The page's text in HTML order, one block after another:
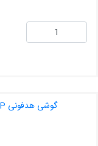
گوشی هدفونی JSP مدل Big (جی اس پی بیگ بروکلند)